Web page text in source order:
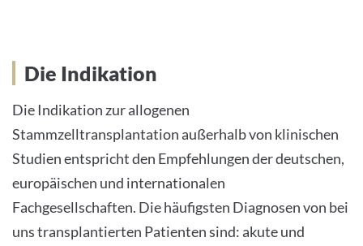
Die Indikation
Die Indikation zur allogenen
Stammzelltransplantation außerhalb von klinischen
Studien entspricht den Empfehlungen der deutschen,
europäischen und internationalen
Fachgesellschaften. Die häufigsten Diagnosen von bei
uns transplantierten Patienten sind: akute und